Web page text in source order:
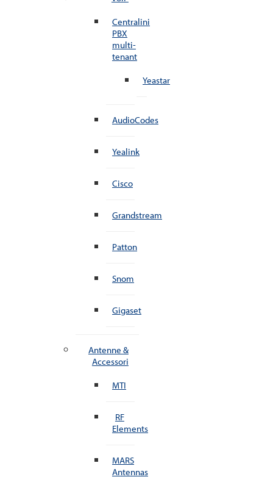
Centralini
PBX
multi-
tenant
Yeastar
AudioCodes
Yealink
Cisco
Grandstream
Patton
Snom
Gigaset
Antenne &
Accessori
MTI
RF
Elements
MARS
Antennas